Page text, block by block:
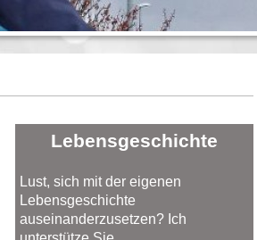
Lebensgeschichte
Lust, sich mit der eigenen
Lebensgeschichte
auseinanderzusetzen? Ich